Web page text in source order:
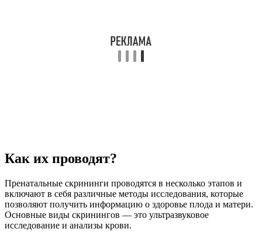
Как их проводят?
Пренатальные скрининги проводятся в несколько этапов и
включают в себя различные методы исследования, которые
позволяют получить информацию о здоровье плода и матери.
Основные виды скринингов — это ультразвуковое
исследование и анализы крови.